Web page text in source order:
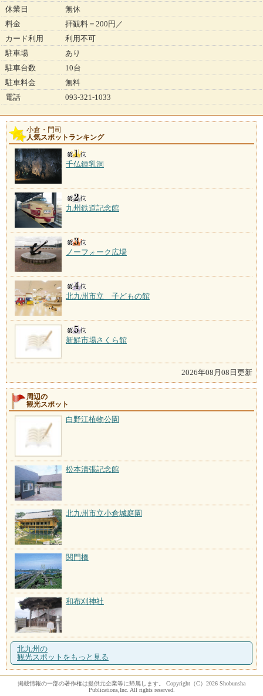
休業日
無休
料金
拝観料＝200円／
カード利用
利用不可
駐車場
あり
駐車台数
10台
駐車料金
無料
電話
093-321-1033
小倉・門司
人気スポットランキング
千仏鍾乳洞
九州鉄道記念館
ノーフォーク広場
北九州市立 子どもの館
新鮮市場さくら館
2026年08月08日更新
周辺の
観光スポット
白野江植物公園
松本清張記念館
北九州市立小倉城庭園
関門橋
和布刈神社
北九州の
観光スポットをもっと見る
掲載情報の一部の著作権は提供元企業等に帰属します。 Copyright（C）2026 Shobunsha
Publications,Inc. All rights reserved.